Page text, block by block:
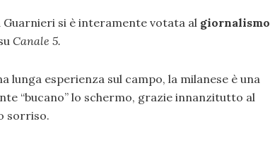
Guarnieri si è interamente votata al giornalismo
Canale 5.
lunga esperienza sul campo, la milanese è una
“bucano” lo schermo, grazie innanzitutto al
sorriso.